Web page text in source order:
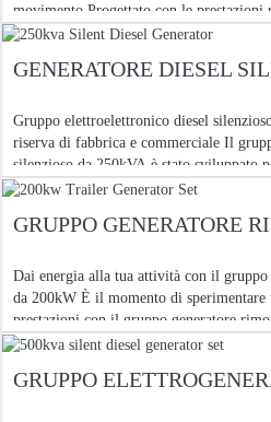
movimento Progettato con le prestazioni
costruzioni, industriali e
Gruppo elettroelettronico diesel
riserva di fabbrica e commerciale Il gruppo elettrogenerante diesel
silenzioso da 250kVA è stato sviluppato
backup a carico medio dove il controllo
Dai energia alla tua attività con il
da 200kW È il momento di sperimentare
prestazioni con il gruppo generatore
progettato per professionisti esigenti come